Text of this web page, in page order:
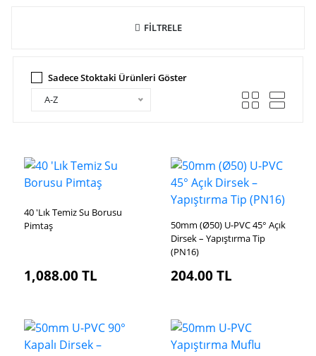
FİLTRELE
Sadece Stoktaki Ürünleri Göster
A-Z
40 'Lık Temiz Su Borusu
Pimtaş
1,088.00TL
50mm (Ø50) U-PVC 45° Açık
Dirsek – Yapıştırma Tip
(PN16)
204.00TL